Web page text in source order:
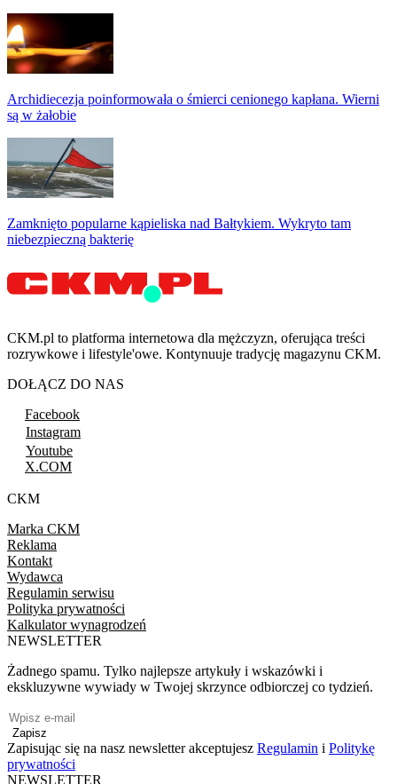
Archidiecezja poinformowała o śmierci cenionego kapłana. Wierni
są w żałobie
Zamknięto popularne kąpieliska nad Bałtykiem. Wykryto tam
niebezpieczną bakterię
CKM.pl to platforma internetowa dla mężczyzn, oferująca treści
rozrywkowe i lifestyle'owe. Kontynuuje tradycję magazynu CKM.
DOŁĄCZ DO NAS
Facebook
Instagram
Youtube
X.COM
CKM
Marka CKM
Reklama
Kontakt
Wydawca
Regulamin serwisu
Polityka prywatności
Kalkulator wynagrodzeń
NEWSLETTER
Żadnego spamu. Tylko najlepsze artykuły i wskazówki i
ekskluzywne wywiady w Twojej skrzynce odbiorczej co tydzień.
Zapisz
Zapisując się na nasz newsletter akceptujesz Regulamin i Politykę
prywatności
NEWSLETTER